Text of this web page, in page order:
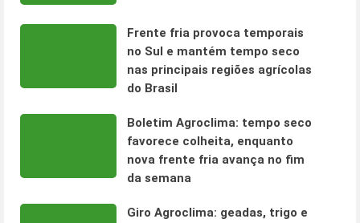
Frente fria provoca temporais
no Sul e mantém tempo seco
nas principais regiões agrícolas
do Brasil
Boletim Agroclima: tempo seco
favorece colheita, enquanto
nova frente fria avança no fim
da semana
Giro Agroclima: geadas, trigo e